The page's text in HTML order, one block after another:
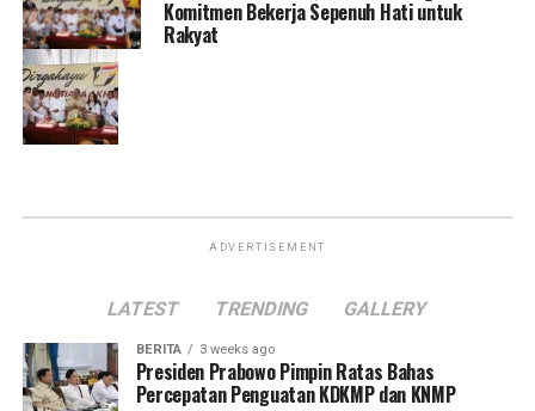
Komitmen Bekerja Sepenuh Hati untuk
Rakyat
ADVERTISEMENT
LATEST TRENDING GALLERY
BERITA 3 weeks ago
Presiden Prabowo Pimpin Ratas Bahas
Percepatan Penguatan KDKMP dan KNMP